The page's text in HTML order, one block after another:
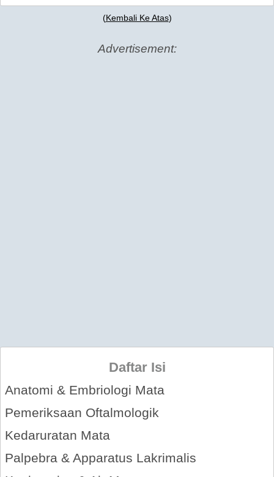
(Kembali Ke Atas)
Advertisement:
Daftar Isi
Anatomi & Embriologi Mata
Pemeriksaan Oftalmologik
Kedaruratan Mata
Palpebra & Apparatus Lakrimalis